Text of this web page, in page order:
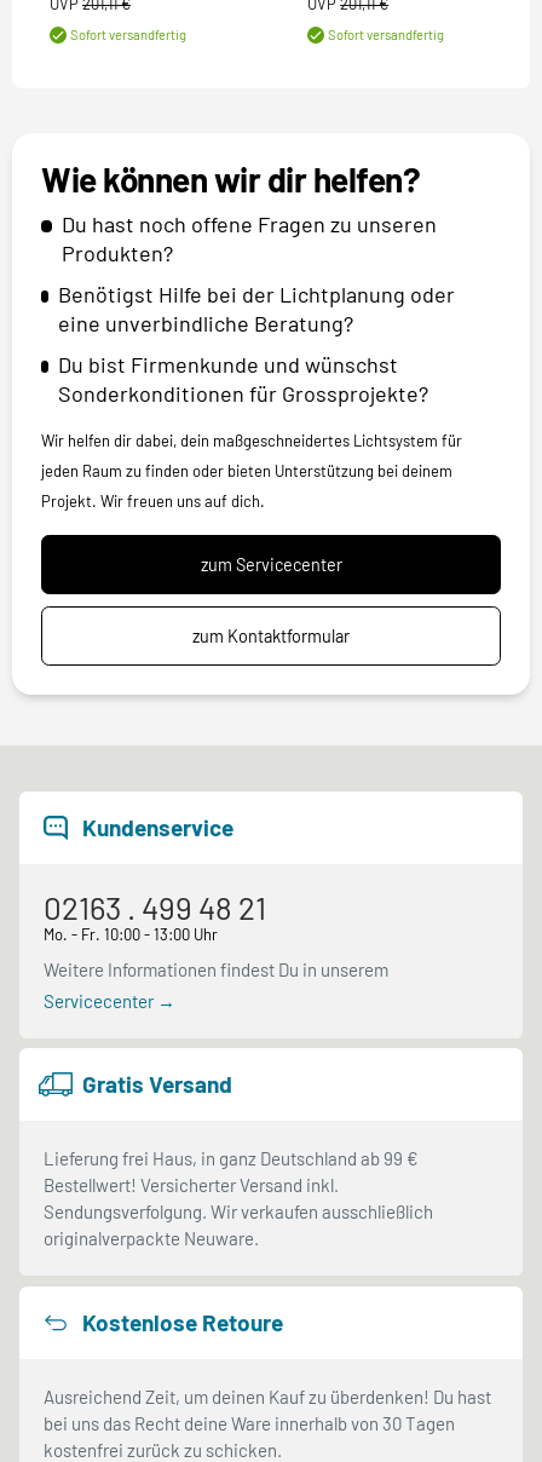
Sofort versandfertig Sofort versandfertig
Wie können wir dir helfen?
Du hast noch offene Fragen zu unseren
Produkten?
Benötigst Hilfe bei der Lichtplanung oder
eine unverbindliche Beratung?
Du bist Firmenkunde und wünschst
Sonderkonditionen für Grossprojekte?
Wir helfen dir dabei, dein maßgeschneidertes Lichtsystem für
jeden Raum zu finden oder bieten Unterstützung bei deinem
Projekt. Wir freuen uns auf dich.
zum Servicecenter
zum Kontaktformular
Kundenservice
02163 . 499 48 21
Mo. - Fr. 10:00 - 13:00 Uhr
Weitere Informationen findest Du in unserem
Servicecenter →
Gratis Versand
Lieferung frei Haus, in ganz Deutschland ab 99 €
Bestellwert! Versicherter Versand inkl.
Sendungsverfolgung. Wir verkaufen ausschließlich
originalverpackte Neuware.
Kostenlose Retoure
Ausreichend Zeit, um deinen Kauf zu überdenken! Du hast
bei uns das Recht deine Ware innerhalb von 30 Tagen
kostenfrei zurück zu schicken.